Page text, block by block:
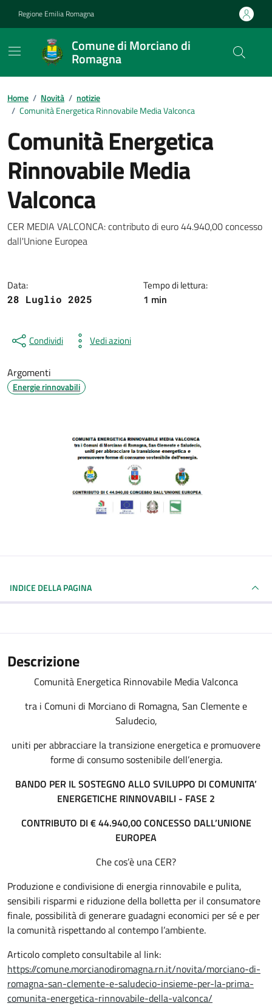
Regione Emilia Romagna
Comune di Morciano di
Romagna
Contenuti in evidenza
Home / Novità / notizie
/ Comunità Energetica Rinnovabile Media Valconca
Comunità Energetica
Rinnovabile Media
Valconca
Dettagli della notizia
CER MEDIA VALCONCA: contributo di euro 44.940,00 concesso
dall'Unione Europea
Data:
28 Luglio 2025
Tempo di lettura:
1 min
Condividi Vedi azioni
Argomenti
Energie rinnovabili
INDICE DELLA PAGINA
Descrizione
Comunità Energetica Rinnovabile Media Valconca
tra i Comuni di Morciano di Romagna, San Clemente e
Saludecio,
uniti per abbracciare la transizione energetica e promuovere
forme di consumo sostenibile dell’energia.
BANDO PER IL SOSTEGNO ALLO SVILUPPO DI COMUNITA’
ENERGETICHE RINNOVABILI - FASE 2
CONTRIBUTO DI € 44.940,00 CONCESSO DALL’UNIONE
EUROPEA
Che cos’è una CER?
Produzione e condivisione di energia rinnovabile e pulita,
sensibili risparmi e riduzione della bolletta per il consumatore
finale, possibilità di generare guadagni economici per sé e per
la comunità rispettando al contempo l’ambiente.
Articolo completo consultabile al link:
https://comune.morcianodiromagna.rn.it/novita/morciano-di-
romagna-san-clemente-e-saludecio-insieme-per-la-prima-
comunita-energetica-rinnovabile-della-valconca/